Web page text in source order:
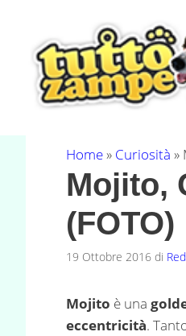
contenuto
Home» Curiosità »
Mojito,
(FOTO)
19 Ottobre 2016 di
Mojito è una
eccentricità.